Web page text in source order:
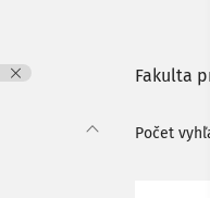
Fakulta
Počet